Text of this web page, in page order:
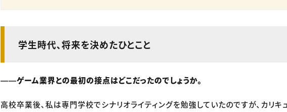
学生時代、将来を決めたひとこと
――ゲーム業界との最初の接点はどこだったのでしょうか。
高校卒業後、私は専門学校でシナリオライティングを勉強していたのですが、カリキ